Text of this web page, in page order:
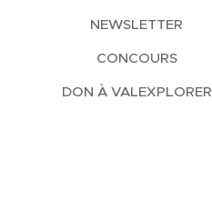
NEWSLETTER
CONCOURS
DON À VALEXPLORER